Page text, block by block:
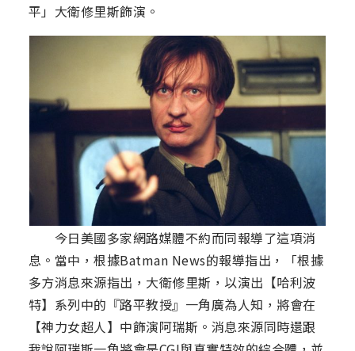
平」大衛修里斯飾演。
今日美國多家網路媒體不約而同報導了這項消
息。當中，根據Batman News的報導指出，「根據
多方消息來源指出，大衛修里斯，以演出【哈利波
特】系列中的『路平教授』一角廣為人知，將會在
【神力女超人】中飾演阿瑞斯。消息來源同時還跟